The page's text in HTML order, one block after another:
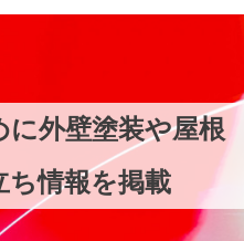
外壁塗装や屋根
ち情報を掲載